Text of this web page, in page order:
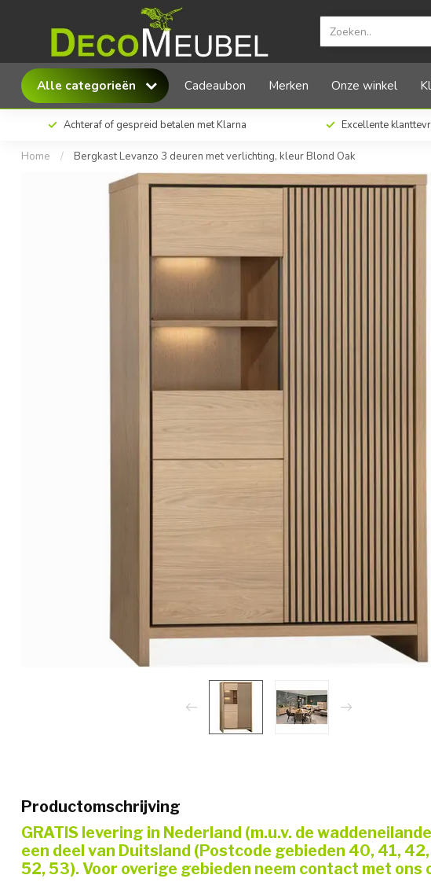
Alle categorieën Cadeaubon Merken Onze winkel
Achteraf of gespreid betalen met Klarna Excellente
Home / Bergkast Levanzo 3 deuren met verlichting, kleur Blond Oak
Lamulux Bergkast Levanzo 3 deuren met verlichting, kleur
Productomschrijving
GRATIS levering in Nederland (m.u.v. de
een deel van Duitsland (Postcode gebieden 40, 41,
52, 53). Voor overige gebieden neem contact met ons